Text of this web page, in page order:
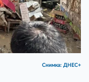
Снимка: ДНЕС+